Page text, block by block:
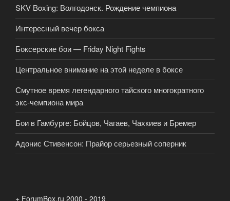
SKV Boxing: Волгодонск. Рождение чемпиона
Интересный вечер бокса
Боксерские бои — Friday Night Fights
Центральное внимание на этой неделе в боксе
Смутное время легендарного тайского многократного
экс-чемпиона мира
Бои в Гамбурге: Бойцов, Чагаев, Чахкиев и Бремер
Адонис Стивенсон: Прайор серьезный соперник
+ ForumBox.ru 2000 - 2019